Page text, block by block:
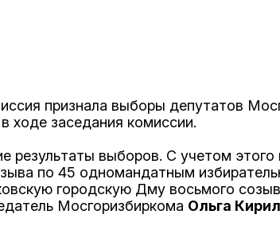
признала выборы депутатов
ходе заседания комиссии.
результаты выборов. С учетом
по 45 одномандатным
городскую Дму восьмого
Мосгоризбиркома Ольга